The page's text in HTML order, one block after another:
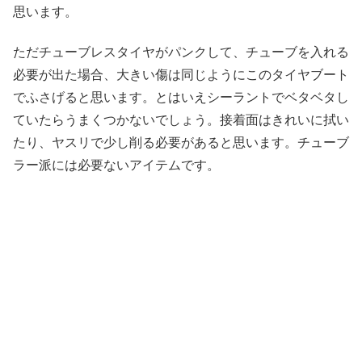
思います。
ただチューブレスタイヤがパンクして、チューブを入れる
必要が出た場合、大きい傷は同じようにこのタイヤブート
でふさげると思います。とはいえシーラントでベタベタし
ていたらうまくつかないでしょう。接着面はきれいに拭い
たり、ヤスリで少し削る必要があると思います。チューブ
ラー派には必要ないアイテムです。